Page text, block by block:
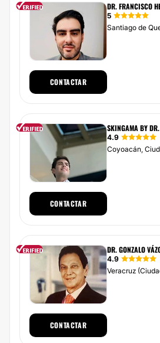
DR. FRANCISCO
5
Santiago de
CONTACTAR
SKINGAMA BY DR.
4.9
Coyoacán,
CONTACTAR
DR. GONZALO
4.9
Veracruz
CONTACTAR